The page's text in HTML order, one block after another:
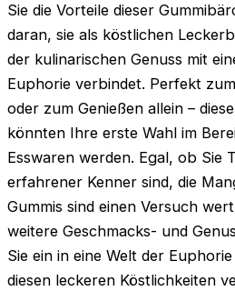
Sie die Vorteile dieser
daran, sie als köstlichen
der kulinarischen Genuss mit
Euphorie verbindet. Perfekt
oder zum Genießen allein –
könnten Ihre erste Wahl im
Esswaren werden. Egal, ob Sie
erfahrener Kenner sind, die
Gummis sind einen Versuch
weitere Geschmacks- und
Sie ein in eine Welt der
diesen leckeren Köstlichkeiten